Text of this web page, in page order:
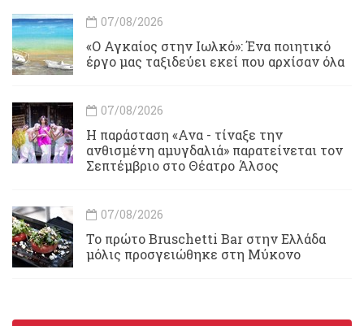
07/08/2026
«Ο Αγκαίος στην Ιωλκό»: Ένα ποιητικό
έργο μας ταξιδεύει εκεί που αρχίσαν όλα
07/08/2026
Η παράσταση «Ανα - τίναξε την
ανθισμένη αμυγδαλιά» παρατείνεται τον
Σεπτέμβριο στο Θέατρο Άλσος
07/08/2026
Το πρώτο Bruschetti Bar στην Ελλάδα
μόλις προσγειώθηκε στη Μύκονο